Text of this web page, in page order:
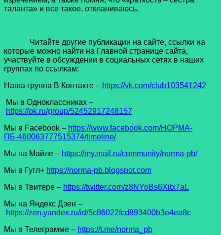
таланта» и все такое, откланиваюсь.
Читайте другие публикации на сайте, ссылки на
которые можно найти на Главной странице сайта,
участвуйте в обсуждении в социальных сетях в наших
группах по ссылкам:
Наша группа В Контакте – https://vk.com/club103541242
Мы в Одноклассниках –
https://ok.ru/group/52452917248157
Мы в Facеbook – https://www.facebook.com/НОРМА-
ПБ-460063777515374/timeline/
Мы на Майле – https://my.mail.ru/community/norma-pb/
Мы в Гугл+ https://norma-pb.blogspot.com
Мы в Твитере – https://twitter.com/z8NYoBs6Xitx7aL
Мы на Яндекс Дзен –
https://zen.yandex.ru/id/5c86022fcd893400b3e4ea8c
Мы в Телеграмме – https://t.me/norma_pb